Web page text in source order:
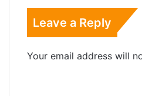
Leave a Reply
Your email address will